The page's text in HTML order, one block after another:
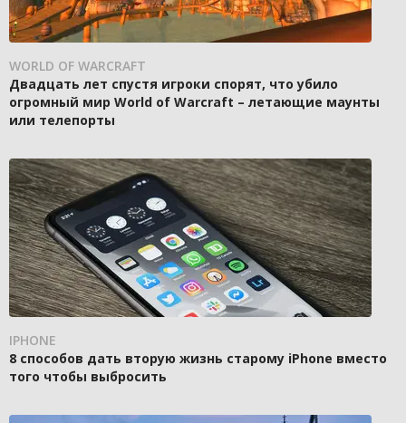
WORLD OF WARCRAFT
Двадцать лет спустя игроки спорят, что убило
огромный мир World of Warcraft – летающие маунты
или телепорты
IPHONE
8 способов дать вторую жизнь старому iPhone вместо
того чтобы выбросить